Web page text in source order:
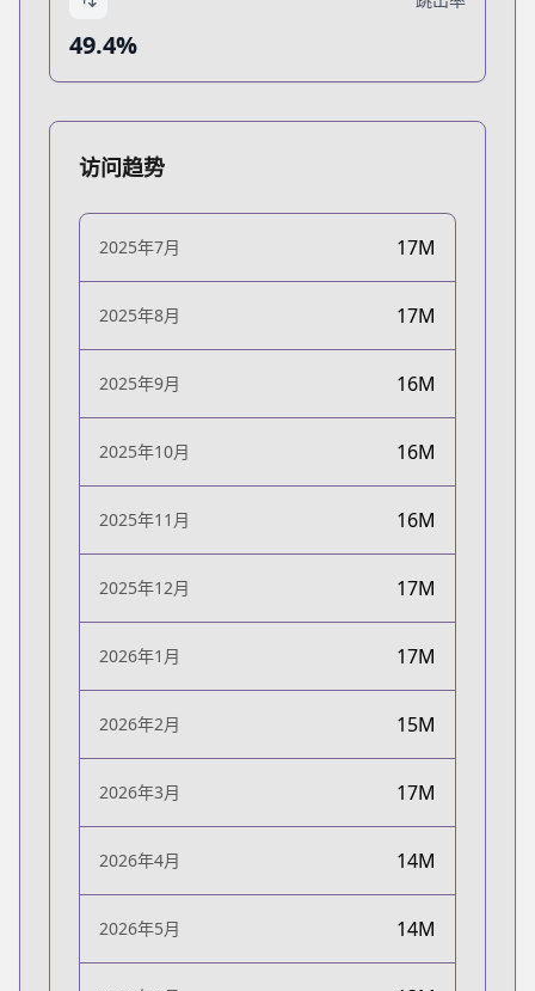
49.4%
访问趋势
2025年7月 17M
2025年8月 17M
2025年9月 16M
2025年10月 16M
2025年11月 16M
2025年12月 17M
2026年1月 17M
2026年2月 15M
2026年3月 17M
2026年4月 14M
2026年5月 14M